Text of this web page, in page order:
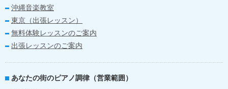
沖縄音楽教室
東京（出張レッスン）
無料体験レッスンのご案内
出張レッスンのご案内
あなたの街のピアノ調律（営業範囲）